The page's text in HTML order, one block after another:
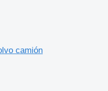
camión